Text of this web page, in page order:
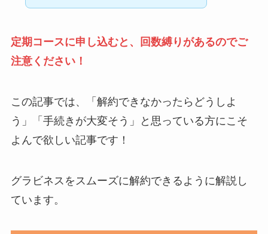
定期コースに申し込むと、回数縛りがあるのでご
注意ください！
この記事では、「解約できなかったらどうしよ
う」「手続きが大変そう」と思っている方にこそ
よんで欲しい記事です！
グラビネスをスムーズに解約できるように解説し
ています。